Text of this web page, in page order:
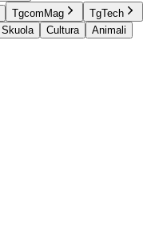
TgcomMag
TgTech
Skuola Cultura
Animali